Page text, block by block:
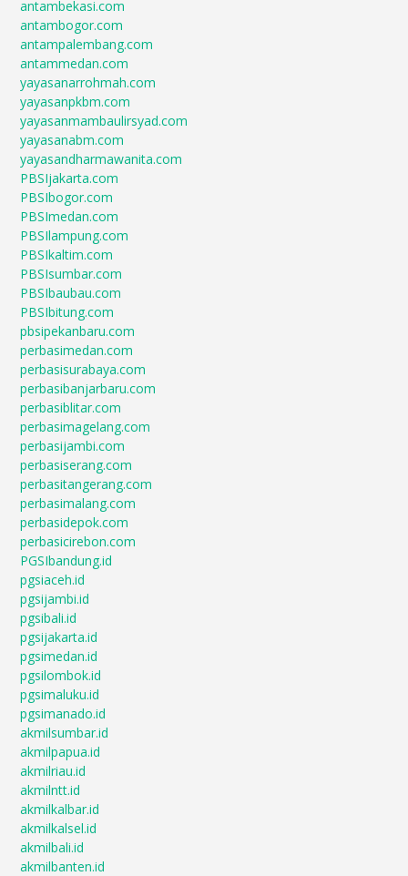
antambekasi.com
antambogor.com
antampalembang.com
antammedan.com
yayasanarrohmah.com
yayasanpkbm.com
yayasanmambaulirsyad.com
yayasanabm.com
yayasandharmawanita.com
PBSIjakarta.com
PBSIbogor.com
PBSImedan.com
PBSIlampung.com
PBSIkaltim.com
PBSIsumbar.com
PBSIbaubau.com
PBSIbitung.com
pbsipekanbaru.com
perbasimedan.com
perbasisurabaya.com
perbasibanjarbaru.com
perbasiblitar.com
perbasimagelang.com
perbasijambi.com
perbasiserang.com
perbasitangerang.com
perbasimalang.com
perbasidepok.com
perbasicirebon.com
PGSIbandung.id
pgsiaceh.id
pgsijambi.id
pgsibali.id
pgsijakarta.id
pgsimedan.id
pgsilombok.id
pgsimaluku.id
pgsimanado.id
akmilsumbar.id
akmilpapua.id
akmilriau.id
akmilntt.id
akmilkalbar.id
akmilkalsel.id
akmilbali.id
akmilbanten.id